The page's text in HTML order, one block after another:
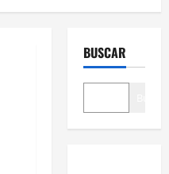
BUSCAR